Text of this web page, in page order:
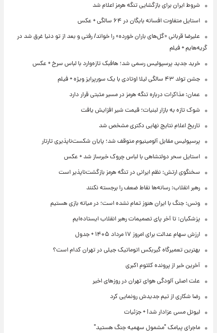
شروط ایران برای بازگشایی تنگه هرمز اعلام شد
استایل متفاوت افسانه بایگان در ۶۴ سالگی + عکس
علیرضا قربانی «گل‌های باران خورده» را خواند/ رفتی و بعد از تو دنیا غرق شد در
گریه‌هایم + فیلم
خرید جدید پرسپولیس رسمی شد؛ هافبک تازه‌وارد با لباس سرخ + عکس
جشن تولد ۴۳ سالگی لیلا اوتادی با یک سورپرایز ویژه + فیلم
عمان: مذاکرات درباره تنگه هرمز در مسیر مثبتی قرار دارد
شوک تازه به بازار لبنیات؛ قیمت شیر افزایش یافت
تاریخ اعلام نتایج نهایی دکتری مشخص شد
پرسپولیس مقابل آلومینیوم متوقف شد؛ پایان شکست‌ناپذیری تارتار
استایل سحر دولتشاهی با لباس چروک خبرساز شد + عکس
سخنگوی ارتش: نظم ایرانی در تنگه هرمز بازگشت‌ناپذیر است
رهبر انقلاب: رسانه‌ها نقاط ضعف را برجسته نکنند
ونس: جنگ با ایران هنوز تمام نشده است؛ در میانه بازی هستیم
پزشکیان: تا آخر پای تصمیمات رهبر انقلاب ایستاده‌ایم
ارزش سهام عدالت برای امروز ۱۷ مرداد ۱۴۰۵ + جدول
بهترین تعمیرگاه گیربکس اتوماتیک جیلی در تهران کدام است؟
آخرین خبر از پرونده کلثوم اکبری
علت اصلی آلودگی هوای تهران در روزهای اخیر
رضا شکاری از تیم جدیدش رونمایی کرد
لیونل مسی عزادار شد! + جزئیات
ماجرای پیامک "مشمول سهمیه جنگ هستید"